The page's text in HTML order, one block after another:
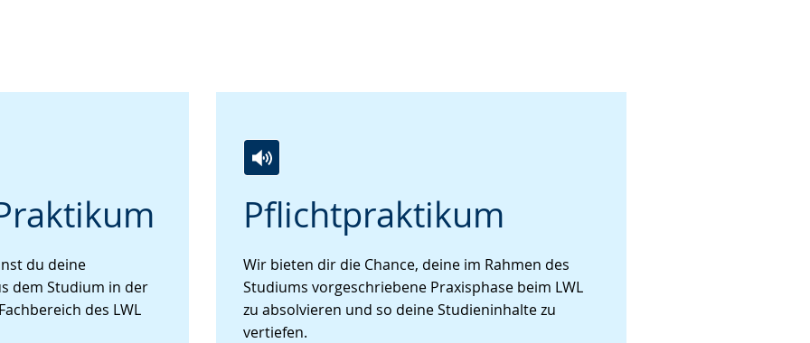
du deine
dem Studium in der
des LWL
Pflichtpraktikum
Leichten
Sprache
Audio-
Unterstützung.
Video
in
Gebärdensprache
wird
angezeigt.
Wir bieten dir die Chance, deine im Rahmen des
Studiums vorgeschriebene Praxisphase beim LWL
zu absolvieren und so deine Studieninhalte zu
vertiefen.